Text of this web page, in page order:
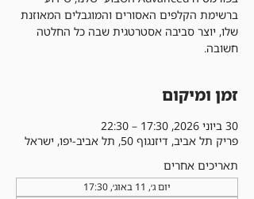
ברשימת הקלפים האסורים והמוגבלים המאוזנת
שלו, יוצר סביבה אסטרטגית שבה כל החלטה
חשובה.
זמן ומיקום
30 ביוני 2026, 17:30 – 22:30
פריק תל אביב, דיזנגוף 50, תל אביב-יפו, ישראל
תאריכים אחרים
יום ג׳, 11 באוג׳, 17:30